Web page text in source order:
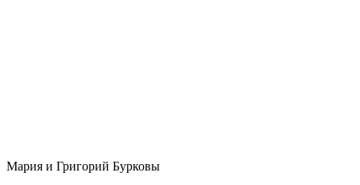
Мария и Григорий Бурковы